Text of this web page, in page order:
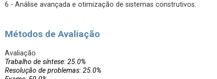
6 - Análise avançada e otimização de sistemas construtivos.
Métodos de Avaliação
Avaliação
Trabalho de síntese: 25.0%
Resolução de problemas: 25.0%